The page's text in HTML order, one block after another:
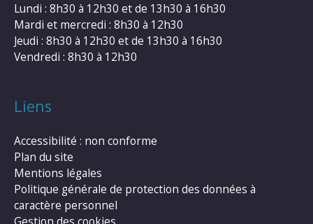
Lundi : 8h30 à 12h30 et de 13h30 à 16h30
Mardi et mercredi : 8h30 à 12h30
Jeudi : 8h30 à 12h30 et de 13h30 à 16h30
Vendredi : 8h30 à 12h30
Liens
Accessibilité : non conforme
Plan du site
Mentions légales
Politique générale de protection des données à
caractère personnel